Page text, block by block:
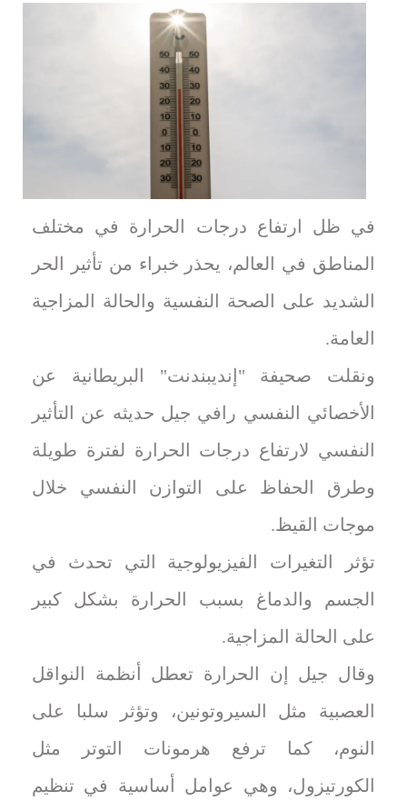
في ظل ارتفاع درجات الحرارة في مختلف
المناطق في العالم، يحذر خبراء من تأثير الحر
الشديد على الصحة النفسية والحالة المزاجية
العامة.
ونقلت صحيفة "إنديبندنت" البريطانية عن
الأخصائي النفسي رافي جيل حديثه عن التأثير
النفسي لارتفاع درجات الحرارة لفترة طويلة
وطرق الحفاظ على التوازن النفسي خلال
موجات القيظ.
تؤثر التغيرات الفيزيولوجية التي تحدث في
الجسم والدماغ بسبب الحرارة بشكل كبير
على الحالة المزاجية.
وقال جيل إن الحرارة تعطل أنظمة النواقل
العصبية مثل السيروتونين، وتؤثر سلبا على
النوم، كما ترفع هرمونات التوتر مثل
الكورتيزول، وهي عوامل أساسية في تنظيم